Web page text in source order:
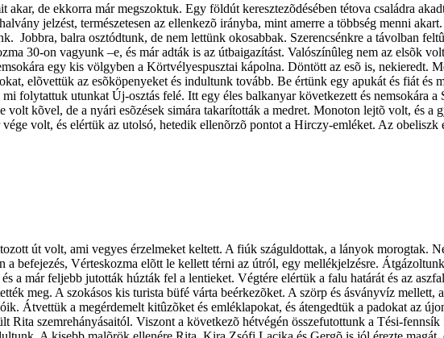
de ekkorra már megszoktuk. Egy földút keresztezõdésében tétova családra
jelzést, természetesen az ellenkezõ irányba, mint amerre a többség menni
Jobbra, balra osztódtunk, de nem lettünk okosabbak. Szerencsénkre a távolban
30-on vagyunk –e, és már adták is az útbaigazítást. Valószínûleg nem az elsõk
egy kis völgyben a Körtvélyespusztai kápolna. Döntött az esõ is, nekieredt.
elõvettük az esõköpenyeket és indultunk tovább. Be értünk egy apukát és fiát és
folytattuk utunkat Új-osztás felé. Itt egy éles balkanyar következett és nemsokára
kõvel, de a nyári esõzések simára takarították a medret. Monoton lejtõ volt, és a
volt, és elértük az utolsó, hetedik ellenõrzõ pontot a Hirczy-emléket. Az obeliszk
út volt, ami vegyes érzelmeket keltett. A fiúk száguldottak, a lányok morogtak.
befejezés, Vérteskozma elõtt le kellett térni az útról, egy mellékjelzésre.
a már feljebb jutották húzták fel a lentieket. Végtére elértük a falu határát és az
meg. A szokásos kis turista büfé várta beérkezõket. A szörp és ásványvíz mellett,
Átvettük a megérdemelt kitûzõket és emléklapokat, és átengedtük a padokat az
Rita szemrehányásaitól. Viszont a következõ hétvégén összefutottunk a Tési-fennsík